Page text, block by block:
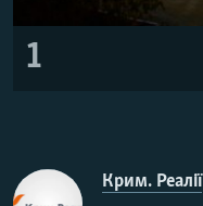
1
Крим. Реалії